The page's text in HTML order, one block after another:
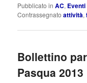
Pubblicato in AC,
Contrassegnato attività,
Bollettino
Pasqua 2013